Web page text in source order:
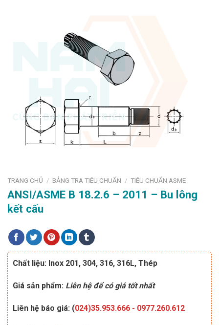
TRANG CHỦ / BẢNG TRA TIÊU CHUẨN / TIÊU CHUẨN ASME
ANSI/ASME B 18.2.6 – 2011 – Bu lông
kết cấu
Chất liệu: Inox 201, 304, 316, 316L, Thép
Giá sản phẩm: Liên hệ để có giá tốt nhất
Liên hệ báo giá: (024)35.953.666 - 0977.260.612